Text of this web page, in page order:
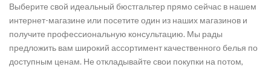
Выберите свой идеальный бюстгальтер прямо сейчас в нашем
интернет-магазине или посетите один из наших магазинов и
получите профессиональную консультацию. Мы рады
предложить вам широкий ассортимент качественного белья по
доступным ценам. Не откладывайте свои покупки на потом,